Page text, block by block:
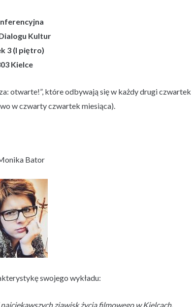
Kultur
3 (I piętro)
Kielce
otwarte!”, które odbywają się w każdy drugi czwartek
w czwarty czwartek miesiąca).
Bator
swojego wykładu:
zjawisk życia filmowego w Kielcach,